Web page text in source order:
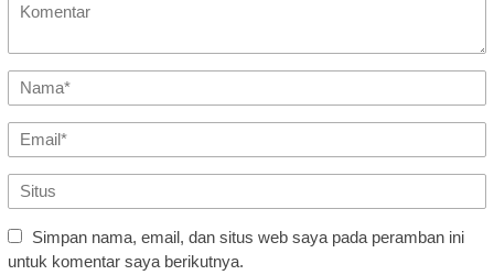
Simpan nama, email, dan situs web saya pada peramban ini
untuk komentar saya berikutnya.